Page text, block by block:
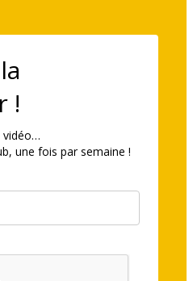
!
vidéo…
une fois par semaine !